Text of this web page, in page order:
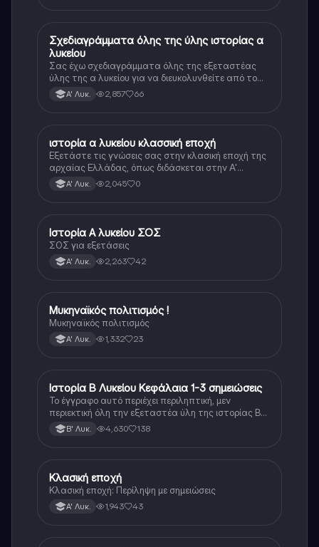
Ιστορία
Σχεδιαγράμματα όλης της ύλης ιστορίας α
λυκείου
Σας έχω σχεδιαγράμματα όλης της εξεταστέας
ύλης της α λυκείου για να διευκολυνθείτε από το
τεράστιο βάρος του βιβλίου
Α' Λυκ. 2,857 66
Ιστορία
ιστορία α λυκείου κλασσική εποχή
Εξετάστε τις γνώσεις σας στην κλασική εποχή της
αρχαίας Ελλάδας, όπως διδάσκεται στην Α'
Λυκείου.Α' Λυκ. 2,045 0
Ιστορία
Ιστορία Α λυκείου ΣΟΣ
ΣΟΣ για εξετάσεις
Α' Λυκ. 2,263 42
Ιστορία
Μυκηναϊκός πολιτισμός !
Μυκηναϊκός πολιτισμός
Α' Λυκ. 1,332 23
Ιστορία
Ιστορία Β Λυκείου Κεφάλαια 1-3 σημειώσεις
Το έγγραφο αυτό περιέχει περιληπτική, μεν
περιεκτική όλη την εξεταστέα ύλη της ιστορίας Β
λυκείου για τα πρώτα 3 Κεφάλαια, δηλαδή την
μισή ύλη. Το έγγραφο έχει γραφτεί με προσοχή και
Β' Λυκ. 4,630 138
Ιστορία
Κλασική εποχή
Κλασική εποχή: Περίληψη με σημειώσεις
Α' Λυκ. 1,943 43